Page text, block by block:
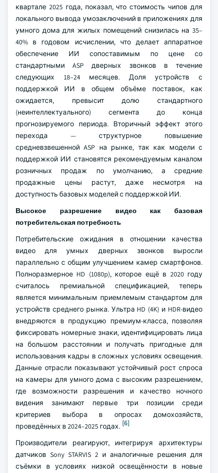
квартале 2025 года, показал, что стоимость чипов для
локального вывода умозаключений в приложениях для
умного дома для жилых помещений снизилась на 35–
40% в годовом исчислении, что делает аппаратное
обеспечение ИИ сопоставимым по цене со
стандартными ASP дверных звонков в течение
следующих 18–24 месяцев. Доля устройств с
поддержкой ИИ в общем объёме поставок, как
ожидается, превысит долю стандартного
(неинтеллектуального) сегмента до конца
прогнозируемого периода. Вторичный эффект этого
перехода — структурное повышение
средневзвешенной ASP на рынке, так как модели с
поддержкой ИИ становятся рекомендуемым каналом
розничных продаж по умолчанию, а средние
продажные цены растут, даже несмотря на
доступность базовых моделей с поддержкой ИИ.
Высокое разрешение видео как базовая
потребительская потребность
Потребительские ожидания в отношении качества
видео для умных дверных звонков выросли
параллельно с общим улучшением камер смартфонов.
Полноразмерное HD (1080p), которое ещё в 2020 году
считалось премиальной спецификацией, теперь
является минимальным приемлемым стандартом для
устройств среднего рынка. Ультра HD (4K) и HDR-видео
внедряются в продукцию премиум-класса, позволяя
фиксировать номерные знаки, идентифицировать лица
на большом расстоянии и получать пригодные для
использования кадры в сложных условиях освещения.
Данные отрасли показывают устойчивый рост спроса
на камеры для умного дома с высоким разрешением,
где возможности разрешения и качество ночного
видения занимают первые три позиции среди
критериев выбора в опросах домохозяйств,
проведённых в 2024–2025 годах. [6]
Производители реагируют, интегрируя архитектуры
датчиков Sony STARVIS 2 и аналогичные решения для
съёмки в условиях низкой освещённости в новые